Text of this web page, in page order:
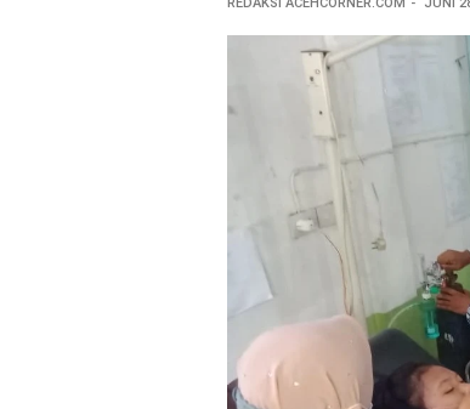
REDAKSI ACEHCORNER.COM JUNI